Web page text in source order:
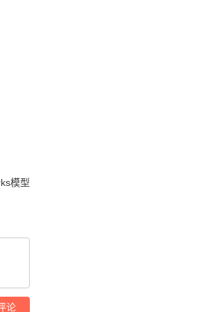
模型
论